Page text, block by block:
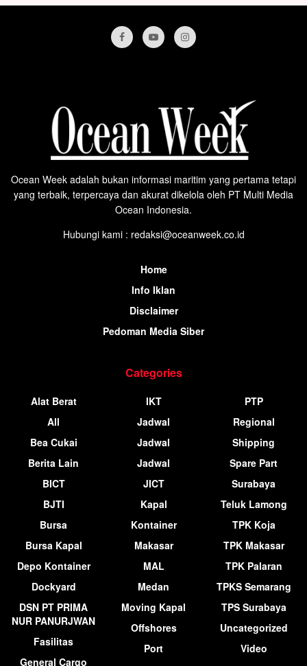
Ocean Week adalah bukan informasi maritim yang pertama tetapi
yang terbaik, terpercaya dan akurat dikelola oleh PT Multi Media
Ocean Indonesia.
Hubungi kami : redaksi@oceanweek.co.id
Home
Info Iklan
Disclaimer
Pedoman Media Siber
Categories
Alat Berat
All
Bea Cukai
Berita Lain
BICT
BJTI
Bursa
Bursa Kapal
Depo Kontainer
Dockyard
DSN PT PRIMA
NUR PANURJWAN
Fasilitas
General Cargo
IKT
Jadwal
Jadwal
Jadwal
JICT
Kapal
Kontainer
Makasar
MAL
Medan
Moving Kapal
Offshores
Port
PTP
Regional
Shipping
Spare Part
Surabaya
Teluk Lamong
TPK Koja
TPK Makasar
TPK Palaran
TPKS Semarang
TPS Surabaya
Uncategorized
Video